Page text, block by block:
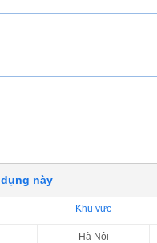
này
Khu vực
Hà Nội